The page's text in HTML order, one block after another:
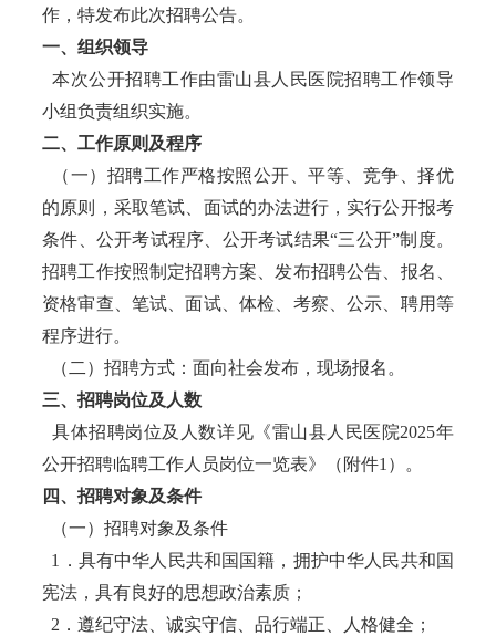
作，特发布此次招聘公告。
一、组织领导
本次公开招聘工作由雷山县人民医院招聘工作领导
小组负责组织实施。
二、工作原则及程序
（一）招聘工作严格按照公开、平等、竞争、择优
的原则，采取笔试、面试的办法进行，实行公开报考
条件、公开考试程序、公开考试结果“三公开”制度。
招聘工作按照制定招聘方案、发布招聘公告、报名、
资格审查、笔试、面试、体检、考察、公示、聘用等
程序进行。
（二）招聘方式：面向社会发布，现场报名。
三、招聘岗位及人数
具体招聘岗位及人数详见《雷山县人民医院2025年
公开招聘临聘工作人员岗位一览表》（附件1）。
四、招聘对象及条件
（一）招聘对象及条件
1．具有中华人民共和国国籍，拥护中华人民共和国
宪法，具有良好的思想政治素质；
2．遵纪守法、诚实守信、品行端正、人格健全；